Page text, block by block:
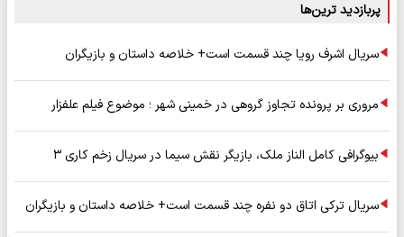
پربازدید ترین‌ها
سریال اشرف رویا چند قسمت است+ خلاصه داستان و بازیگران
مروری بر پرونده تجاوز گروهی در خمینی شهر ؛ موضوع فیلم علفزار
بیوگرافی کامل الناز ملک، بازیگر نقش سیما در سریال زخم کاری ۳
سریال ترکی اتاق دو نفره چند قسمت است+ خلاصه داستان و بازیگران